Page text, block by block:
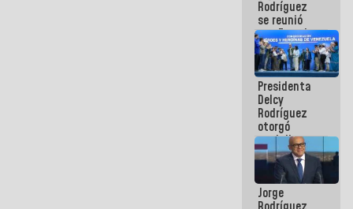
Rodríguez
se reunió
con Estado
Mayor
Eléctrico
para
abordar
planes de
acción
Presidenta
Delcy
Rodríguez
otorgó
medalla
"Héroe de
Venezuela"
a servidores
públicos
Jorge